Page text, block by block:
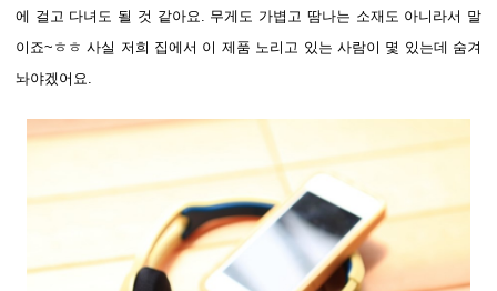
에 걸고 다녀도 될 것 같아요. 무게도 가볍고 땀나는 소재도 아니라서 말
이죠~ㅎㅎ 사실 저희 집에서 이 제품 노리고 있는 사람이 몇 있는데 숨겨
놔야겠어요.